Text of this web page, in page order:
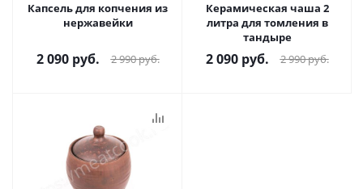
Капсель для копчения из
нержавейки
2 090руб. 2 990руб.
Керамическая чаша 2
литра для томления в
тандыре
2 090руб. 2 990руб.